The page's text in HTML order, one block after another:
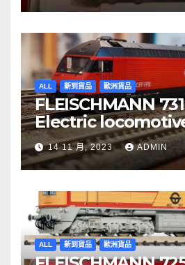
ALL 新到貨品 歐洲貨品
FLEISCHMANN
Electric
SBB
14 11 月, 2023 ADMIN
ALL 新到貨品 歐洲貨品